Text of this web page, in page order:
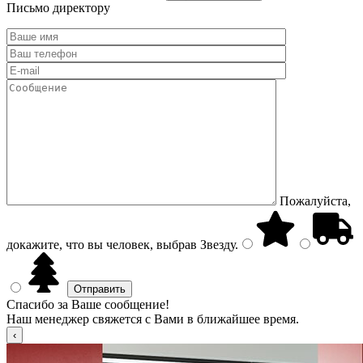
Письмо директору
Пожалуйста,
докажите, что вы человек, выбрав Звезду.
Спасибо за Ваше сообщение!
Наш менеджер свяжется с Вами в ближайшее время.